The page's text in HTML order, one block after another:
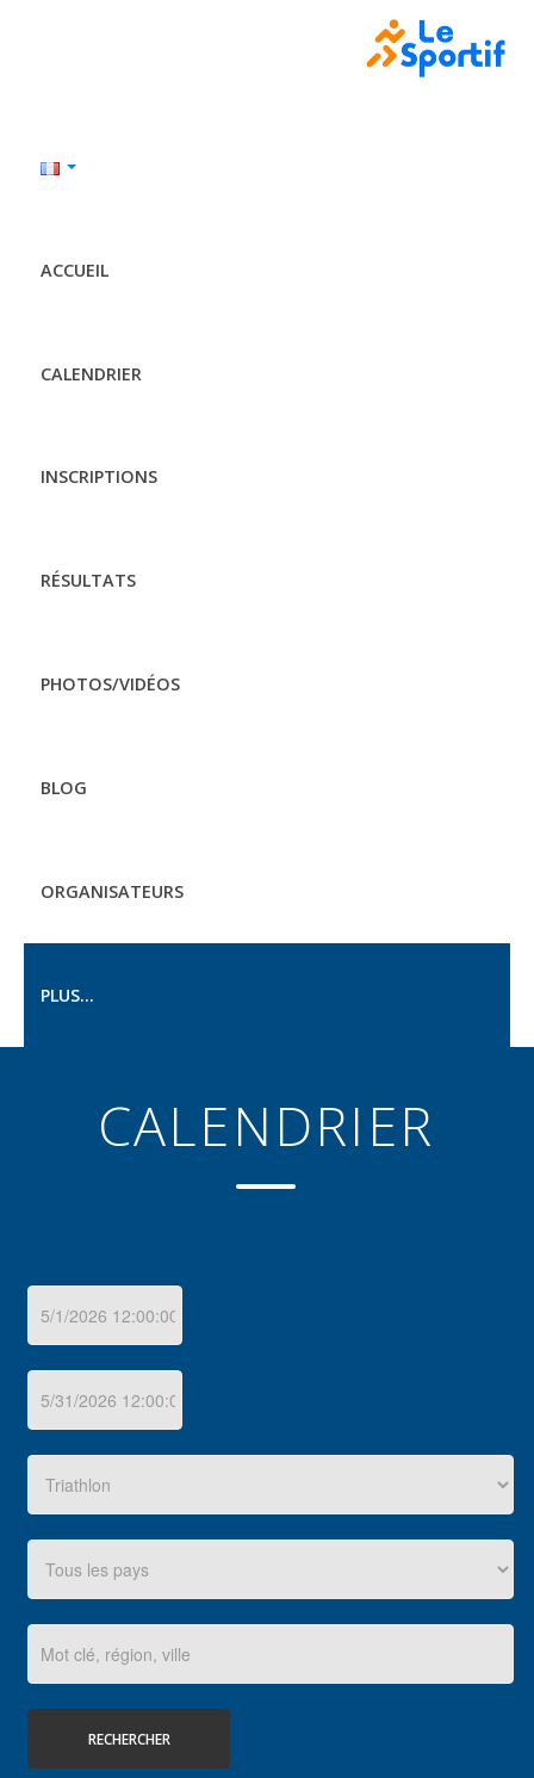
ACCUEIL
CALENDRIER
INSCRIPTIONS
RÉSULTATS
PHOTOS/VIDÉOS
BLOG
ORGANISATEURS
PLUS...
CALENDRIER
RECHERCHER